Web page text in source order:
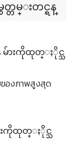
တမ္းတင္ရန္
မ်ားကိုထုတ္ႏိုင္သ
องภาพสูงสุด
မ်ားကိုထုတ္ႏိုင္သ